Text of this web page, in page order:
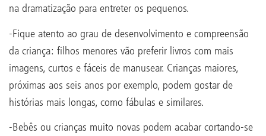
na dramatização para entreter os pequenos.
-Fique atento ao grau de desenvolvimento e compreensão
da criança: filhos menores vão preferir livros com mais
imagens, curtos e fáceis de manusear. Crianças maiores,
próximas aos seis anos por exemplo, podem gostar de
histórias mais longas, como fábulas e similares.
-Bebês ou crianças muito novas podem acabar cortando-se